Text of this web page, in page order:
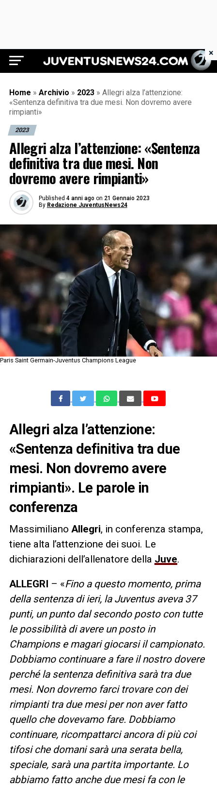
Juventus News 24
Home » Archivio » 2023 » Allegri alza l’attenzione:
«Sentenza definitiva tra due mesi. Non dovremo avere
rimpianti»
2023
Allegri alza l’attenzione: «Sentenza
definitiva tra due mesi. Non
dovremo avere rimpianti»
Published 4 anni ago on 21 Gennaio 2023
By Redazione JuventusNews24
Paris Saint Germain-Juventus Champions League
Allegri alza l’attenzione:
«Sentenza definitiva tra due
mesi. Non dovremo avere
rimpianti». Le parole in
conferenza
Massimiliano Allegri, in conferenza stampa,
tiene alta l’attenzione dei suoi. Le
dichiarazioni dell’allenatore della Juve.
ALLEGRI – «Fino a questo momento, prima
della sentenza di ieri, la Juventus aveva 37
punti, un punto dal secondo posto con tutte
le possibilità di avere un posto in
Champions e magari giocarsi il campionato.
Dobbiamo continuare a fare il nostro dovere
perché la sentenza definitiva sarà tra due
mesi. Non dovremo farci trovare con dei
rimpianti tra due mesi per non aver fatto
quello che dovevamo fare. Dobbiamo
continuare, ricompattarci ancora di più coi
tifosi che domani sarà una serata bella,
speciale, sarà una partita importante. Lo
abbiamo fatto anche due mesi fa con le
×